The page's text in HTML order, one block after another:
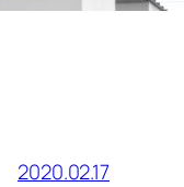
2020.02.17